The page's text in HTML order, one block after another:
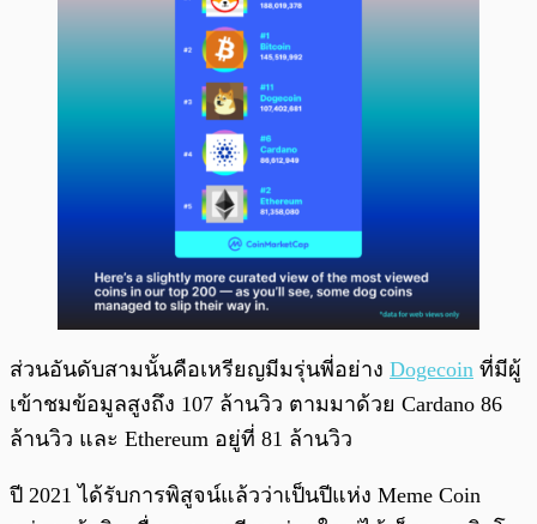
ส่วนอันดับสามนั้นคือเหรียญมีมรุ่นพี่อย่าง Dogecoin ที่มีผู้
เข้าชมข้อมูลสูงถึง 107 ล้านวิว ตามมาด้วย Cardano 86
ล้านวิว และ Ethereum อยู่ที่ 81 ล้านวิว
ปี 2021 ได้รับการพิสูจน์แล้วว่าเป็นปีแห่ง Meme Coin